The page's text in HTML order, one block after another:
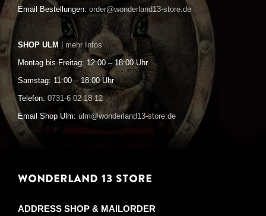
Email Bestellungen: order@wonderland13-store.de
SHOP ULM | mehr Infos
Montag bis Freitag: 12:00 – 18:00 Uhr
Samstag: 11:00 – 18:00 Uhr
Telefon: 0731-6 02 18 12
Email Shop Ulm: ulm@wonderland13-store.de
WONDERLAND 13 STORE
ADDRESS SHOP & MAILORDER